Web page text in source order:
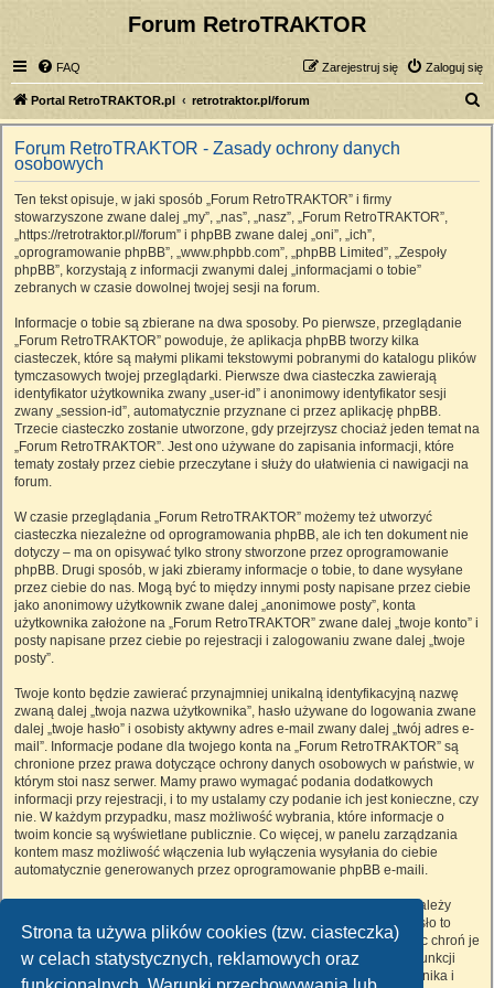
Strona ta używa plików cookies (tzw. ciasteczka)
w celach statystycznych, reklamowych oraz
Forum RetroTRAKTOR
FAQ Zaloguj się
Zarejestruj się
Portal RetroTRAKTOR.pl retrotraktor.pl/forum
z
Forum RetroTRAKTOR - Zasady ochrony danych
osobowych
Ten tekst opisuje, w jaki sposób „Forum RetroTRAKTOR” i firmy
stowarzyszone zwane dalej „my”, „nas”, „nasz”, „Forum RetroTRAKTOR”,
„https://retrotraktor.pl//forum” i phpBB zwane dalej „oni”, „ich”,
„oprogramowanie phpBB”, „www.phpbb.com”, „phpBB Limited”, „Zespoły
phpBB”, korzystają z informacji zwanymi dalej „informacjami o tobie”
zebranych w czasie dowolnej twojej sesji na forum.
Informacje o tobie są zbierane na dwa sposoby. Po pierwsze, przeglądanie
„Forum RetroTRAKTOR” powoduje, że aplikacja phpBB tworzy kilka
ciasteczek, które są małymi plikami tekstowymi pobranymi do katalogu plików
tymczasowych twojej przeglądarki. Pierwsze dwa ciasteczka zawierają
identyfikator użytkownika zwany „user-id” i anonimowy identyfikator sesji
zwany „session-id”, automatycznie przyznane ci przez aplikację phpBB.
Trzecie ciasteczko zostanie utworzone, gdy przejrzysz chociaż jeden temat na
„Forum RetroTRAKTOR”. Jest ono używane do zapisania informacji, które
tematy zostały przez ciebie przeczytane i służy do ułatwienia ci nawigacji na
forum.
W czasie przeglądania „Forum RetroTRAKTOR” możemy też utworzyć
ciasteczka niezależne od oprogramowania phpBB, ale ich ten dokument nie
dotyczy – ma on opisywać tylko strony stworzone przez oprogramowanie
phpBB. Drugi sposób, w jaki zbieramy informacje o tobie, to dane wysyłane
przez ciebie do nas. Mogą być to między innymi posty napisane przez ciebie
jako anonimowy użytkownik zwane dalej „anonimowe posty”, konta
użytkownika założone na „Forum RetroTRAKTOR” zwane dalej „twoje konto” i
posty napisane przez ciebie po rejestracji i zalogowaniu zwane dalej „twoje
posty”.
Twoje konto będzie zawierać przynajmniej unikalną identyfikacyjną nazwę
zwaną dalej „twoja nazwa użytkownika”, hasło używane do logowania zwane
dalej „twoje hasło” i osobisty aktywny adres e-mail zwany dalej „twój adres e-
mail”. Informacje podane dla twojego konta na „Forum RetroTRAKTOR” są
chronione przez prawa dotyczące ochrony danych osobowych w państwie, w
którym stoi nasz serwer. Mamy prawo wymagać podania dodatkowych
informacji przy rejestracji, i to my ustalamy czy podanie ich jest konieczne, czy
nie. W każdym przypadku, masz możliwość wybrania, które informacje o
twoim koncie są wyświetlane publicznie. Co więcej, w panelu zarządzania
kontem masz możliwość włączenia lub wyłączenia wysyłania do ciebie
automatycznie generowanych przez oprogramowanie phpBB e-maili.
Twoje hasło jest zaszyfrowane, więc jest bezpieczne, niemniej nie należy
używać tego samego hasła na różnych witrynach internetowych. Hasło to
umożliwia dostęp do twojego konta na „Forum RetroTRAKTOR”, więc chroń je
i w żadnym wypadku nie podawajnikomu. Jeśli je zapomnisz, użyj funkcji
„Nie pamiętam hasła”. Witryna poprosi cię o podanie nazwy użytkownika i